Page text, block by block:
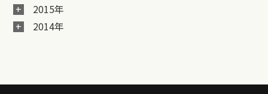
2015年
2014年